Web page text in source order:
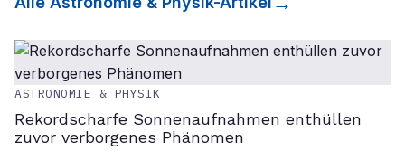
ASTRONOMIE & PHYSIK
Rekordscharfe Sonnenaufnahmen enthüllen
zuvor verborgenes Phänomen